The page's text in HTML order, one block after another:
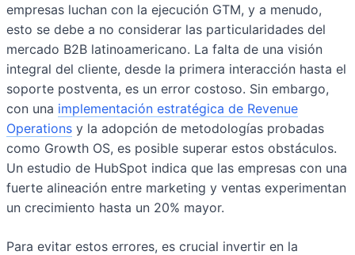
empresas luchan con la ejecución GTM, y a menudo,
esto se debe a no considerar las particularidades del
mercado B2B latinoamericano. La falta de una visión
integral del cliente, desde la primera interacción hasta el
soporte postventa, es un error costoso. Sin embargo,
con una implementación estratégica de Revenue
Operations y la adopción de metodologías probadas
como Growth OS, es posible superar estos obstáculos.
Un estudio de HubSpot indica que las empresas con una
fuerte alineación entre marketing y ventas experimentan
un crecimiento hasta un 20% mayor.
Para evitar estos errores, es crucial invertir en la